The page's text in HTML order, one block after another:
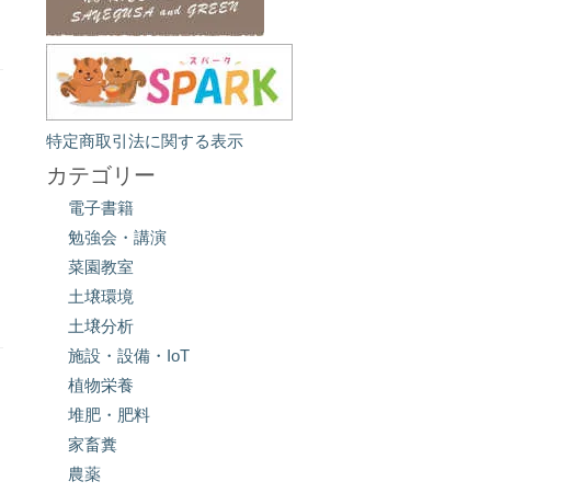
特定商取引法に関する表示
カテゴリー
電子書籍
勉強会・講演
菜園教室
土壌環境
土壌分析
施設・設備・IoT
植物栄養
堆肥・肥料
家畜糞
農薬